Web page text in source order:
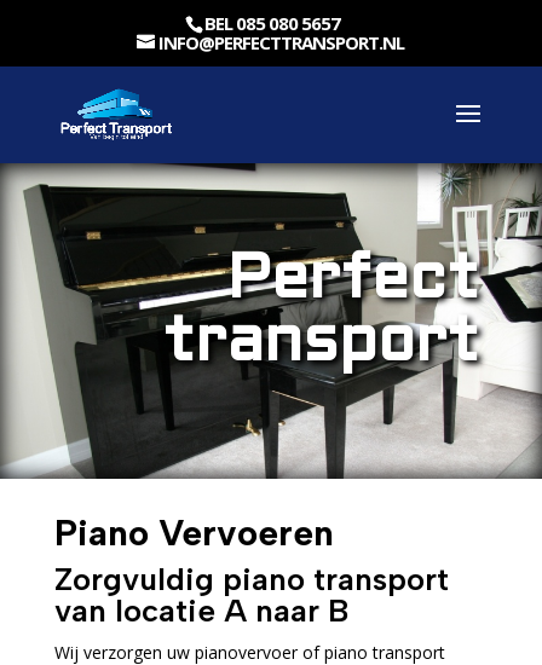
BEL 085 080 5657
INFO@PERFECTTRANSPORT.NL
Perfect
transport
Piano Vervoeren
Zorgvuldig piano transport
van locatie A naar B
Wij verzorgen uw pianovervoer of piano transport